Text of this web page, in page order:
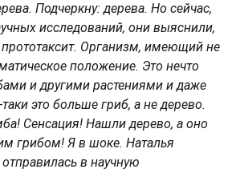
Подчеркну: дерева. Но сейчас,
исследований, они выяснили,
прототаксит. Организм, имеющий не
положение. Это нечто
и другими растениями и даже
это больше гриб, а не дерево.
Сенсация! Нашли дерево, а оно
грибом! Я в шоке. Наталья
в научную